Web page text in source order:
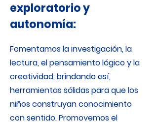
exploratorio y
autonomía:
Fomentamos la investigación, la
lectura, el pensamiento lógico y la
creatividad, brindando así,
herramientas sólidas para que los
niños construyan conocimiento
con sentido. Promovemos el